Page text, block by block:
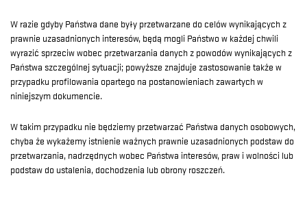
W razie gdyby Państwa dane były przetwarzane do celów wynikających z
prawnie uzasadnionych interesów, będą mogli Państwo w każdej chwili
wyrazić sprzeciw wobec przetwarzania danych z powodów wynikających z
Państwa szczególnej sytuacji; powyższe znajduje zastosowanie także w
przypadku profilowania opartego na postanowieniach zawartych w
niniejszym dokumencie.
W takim przypadku nie będziemy przetwarzać Państwa danych osobowych,
chyba że wykażemy istnienie ważnych prawnie uzasadnionych podstaw do
przetwarzania, nadrzędnych wobec Państwa interesów, praw i wolności lub
podstaw do ustalenia, dochodzenia lub obrony roszczeń.